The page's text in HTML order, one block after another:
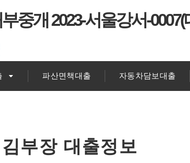
중개 2023-서울강서-
파산면책대출 자동차담보대출
부장 대출정보